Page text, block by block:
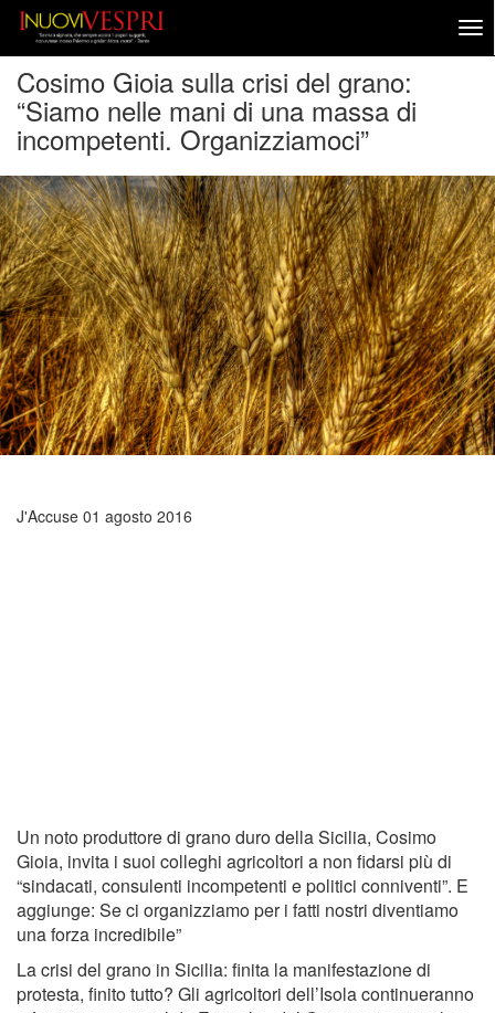
Cosimo Gioia sulla crisi del grano:
“Siamo nelle mani di una massa di
incompetenti. Organizziamoci”
J'Accuse 01 agosto 2016
Un noto produttore di grano duro della Sicilia, Cosimo
Gioia, invita i suoi colleghi agricoltori a non fidarsi più di
“sindacati, consulenti incompetenti e politici conniventi”. E
aggiunge: Se ci organizziamo per i fatti nostri diventiamo
una forza incredibile”
La crisi del grano in Sicilia: finita la manifestazione di
protesta, finito tutto? Gli agricoltori dell’Isola continueranno